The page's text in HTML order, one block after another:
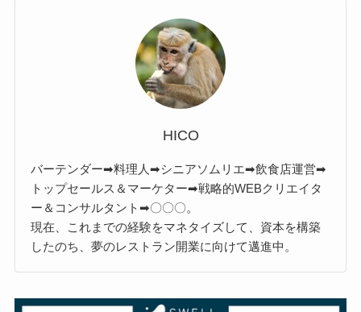
HICO
バーテンダー➡料理人➡シニアソムリエ➡飲食店運営➡
トップセールス＆マーケター➡戦略的WEBクリエイタ
ー＆コンサルタント➡〇〇〇。
現在、これまでの経験をマネタイズして、資本を構築
したのち、夢のレストラン開業に向けて邁進中。